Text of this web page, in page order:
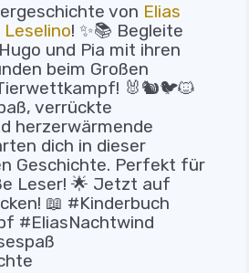
von Elias
Leselino! ✨📚 Begleite
und Pia mit ihren
beim Großen
🐰🐿️🐦🐱
verrückte
herzerwärmende
dich in dieser
Geschichte. Perfekt für
Leser! 🌟 Jetzt auf
📖 #Kinderbuch
#EliasNachtwind